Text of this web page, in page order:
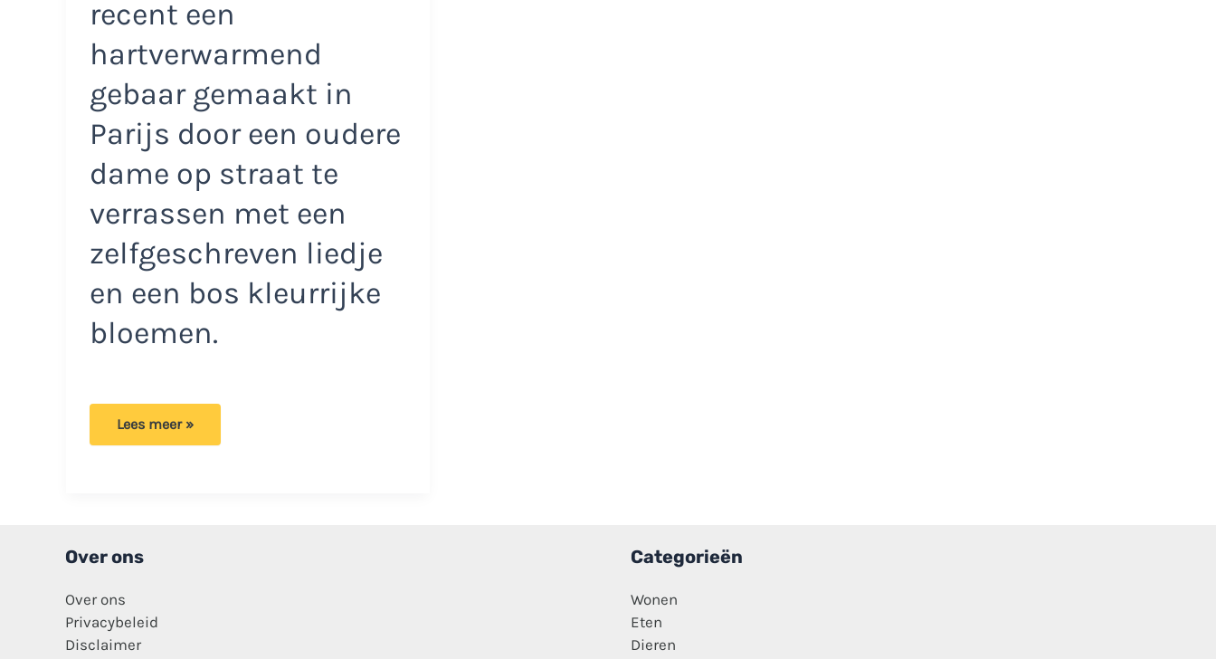
recent een
hartverwarmend
gebaar gemaakt in
Parijs door een oudere
dame op straat te
verrassen met een
zelfgeschreven liedje
en een bos kleurrijke
bloemen.
Douwe
moeilijk’
Lees meer »
Over ons
Over ons
Privacybeleid
Disclaimer
Categorieën
Wonen
Eten
Dieren